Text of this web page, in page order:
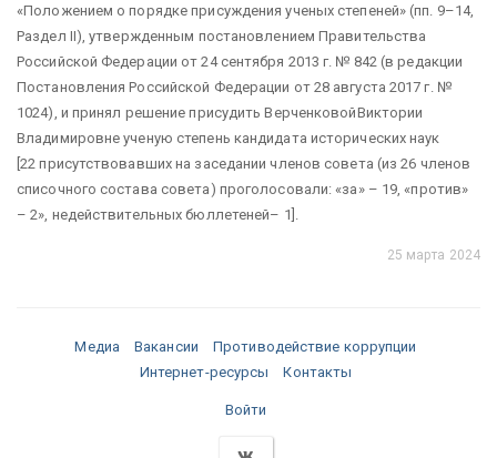
«Положением о порядке присуждения ученых степеней» (пп. 9–14,
Раздел II), утвержденным постановлением Правительства
Российской Федерации от 24 сентября 2013 г. № 842 (в редакции
Постановления Российской Федерации от 28 августа 2017 г. №
1024), и принял решение присудить ВерченковойВиктории
Владимировне ученую степень кандидата исторических наук
[22 присутствовавших на заседании членов совета (из 26 членов
списочного состава совета) проголосовали: «за» – 19, «против»
– 2», недействительных бюллетеней– 1].
25 марта 2024
Медиа Вакансии
Противодействие коррупции
Интернет-ресурсы
Контакты
Войти